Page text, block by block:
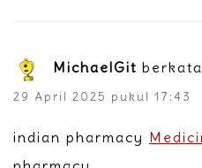
MichaelGit
29 April 2025 pukul 17:43
indian pharmacy